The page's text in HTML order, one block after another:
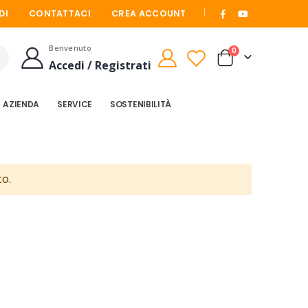
CREA ACCOUNT
CONTATTACI
Cerca
Benvenuto
Accedi / Registrati Cart
0elementi
AZIENDA SERVICE SOSTENIBILITÀ